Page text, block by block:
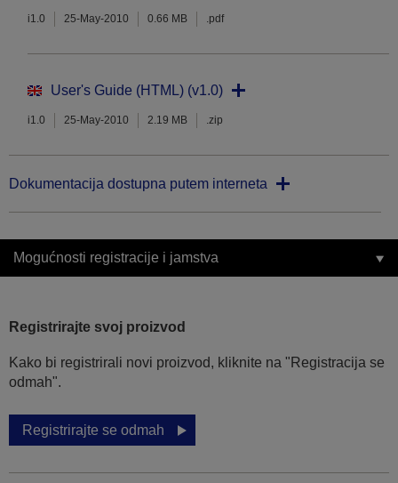
i1.0 25-May-2010 0.66 MB .pdf
User's Guide (HTML) (v1.0)
i1.0 25-May-2010 2.19 MB .zip
Dokumentacija dostupna putem interneta
Mogućnosti registracije i jamstva
Registrirajte svoj proizvod
Kako bi registrirali novi proizvod, kliknite na "Registracija se
odmah".
Registrirajte se odmah